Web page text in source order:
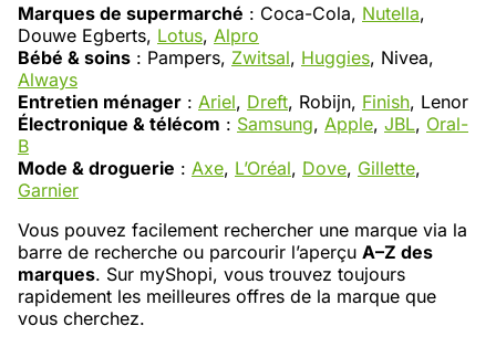
Marques de supermarché : Coca-Cola, Nutella,
Douwe Egberts, Lotus, Alpro
Bébé & soins : Pampers, Zwitsal, Huggies, Nivea,
Always
Entretien ménager : Ariel, Dreft, Robijn, Finish, Lenor
Électronique & télécom : Samsung, Apple, JBL, Oral-
B
Mode & droguerie : Axe, L’Oréal, Dove, Gillette,
Garnier
Vous pouvez facilement rechercher une marque via la
barre de recherche ou parcourir l’aperçu A–Z des
marques. Sur myShopi, vous trouvez toujours
rapidement les meilleures offres de la marque que
vous cherchez.